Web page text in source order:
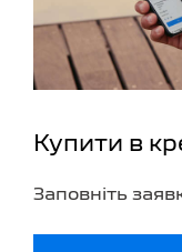
Купити в
Заповніть